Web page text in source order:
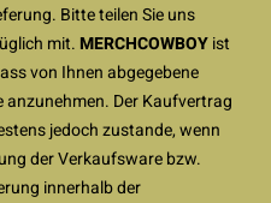
Bitte teilen Sie uns
mit.MERCHCOWBOYist
von Ihnen abgegebene
Der Kaufvertrag
jedoch zustande, wenn
der Verkaufsware bzw.
innerhalb der